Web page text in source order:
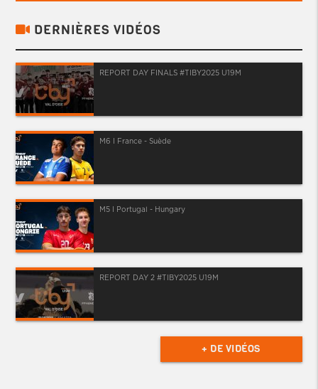
DERNIÈRES VIDÉOS
REPORT DAY FINALS #TIBY2025 U19M
M6 I France - Suède
M5 I Portugal - Hungary
REPORT DAY 2 #TIBY2025 U19M
+ DE VIDÉOS